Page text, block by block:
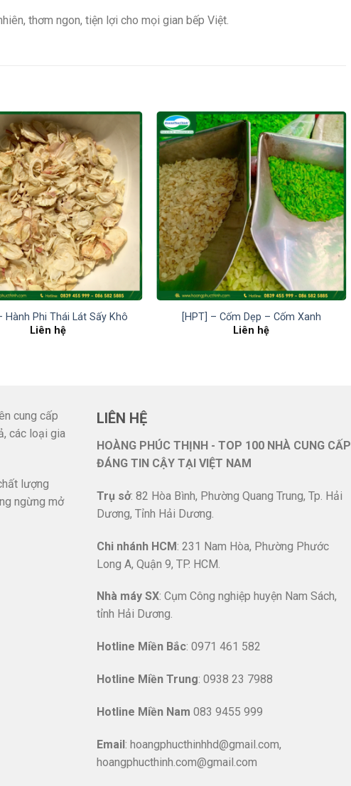
thơm ngon, tiện lợi cho mọi gian bếp Việt.
Hành Phi Thái Lát Sấy Khô
Liên hệ
[HPT] – Cốm Dẹp – Cốm Xanh
Liên hệ
cung cấp
các loại gia
lượng
ngừng mở
LIÊN HỆ
HOÀNG PHÚC THỊNH - TOP 100 NHÀ CUNG CẤP
ĐÁNG TIN CẬY TẠI VIỆT NAM
Trụ sở: 82 Hòa Bình, Phường Quang Trung, Tp. Hải
Dương, Tỉnh Hải Dương.
Chi nhánh HCM: 231 Nam Hòa, Phường Phước
Long A, Quận 9, TP. HCM.
Nhà máy SX: Cụm Công nghiệp huyện Nam Sách,
tỉnh Hải Dương.
Hotline Miền Bắc: 0971 461 582
Hotline Miền Trung: 0938 23 7988
Hotline Miền Nam 083 9455 999
Email: hoangphucthinhhd@gmail.com,
hoangphucthinh.com@gmail.com